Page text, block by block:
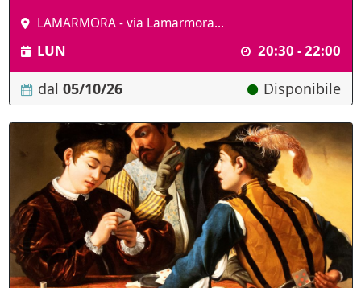
LAMARMORA - via Lamarmora...
LUN 20:30 - 22:00
dal 05/10/26 Disponibile